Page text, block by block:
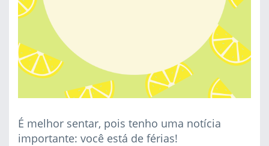
É melhor sentar, pois tenho uma notícia
importante: você está de férias!